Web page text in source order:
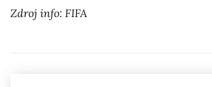
Zdroj info: FIFA